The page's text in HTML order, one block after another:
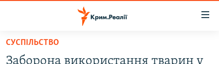
Перейти
НОВИНИ
СУСПІЛЬСТВО
Заборона використання тварин у